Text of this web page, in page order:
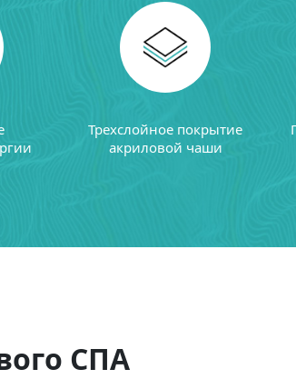
Трехслойное покрытие
акриловой чаши
СПА